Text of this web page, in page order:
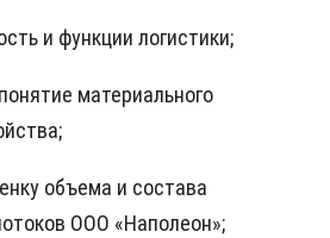
и функции логистики;
материального
объема и состава
ООО «Наполеон»;